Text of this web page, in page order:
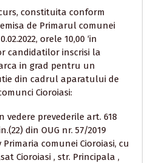
constituita conform
emisa de Primarul comunei
orele 10,00 ‘in
candidatilor inscrisi la
in grad pentru un
din cadrul aparatului de
Cioroiasi:
vedere prevederile art. 618
din OUG nr. 57/2019
comunei Cioroiasi, cu
Cioroiasi , str. Principala ,